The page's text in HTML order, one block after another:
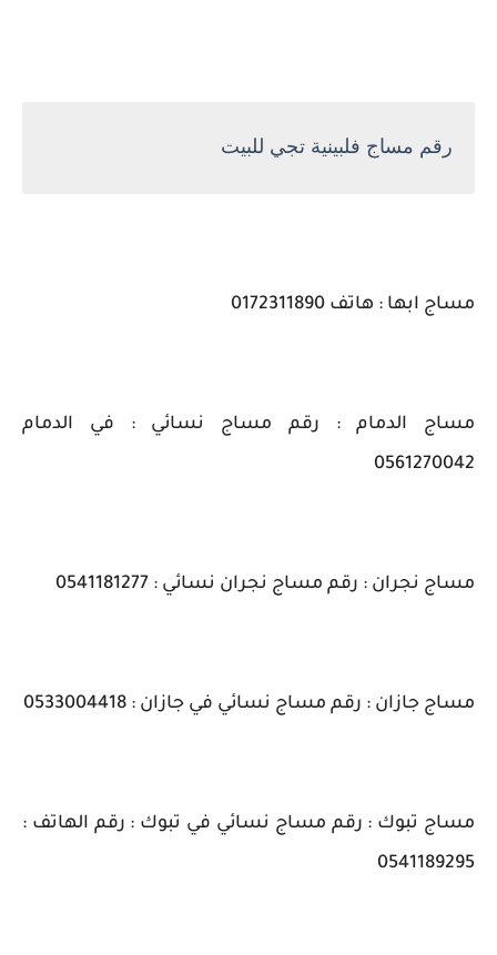
رقم مساج فلبينية تجي للبيت
مساج ابها : هاتف 0172311890
مساج الدمام : رقم مساج نسائي : في الدمام
0561270042
مساج نجران : رقم مساج نجران نسائي : 0541181277
مساج جازان : رقم مساج نسائي في جازان : 0533004418
مساج تبوك : رقم مساج نسائي في تبوك : رقم الهاتف :
0541189295